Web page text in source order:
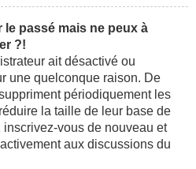
le passé mais ne peux à
?!
ait désactivé ou
une quelconque raison. De
périodiquement les
la taille de leur base de
vous de nouveau et
aux discussions du